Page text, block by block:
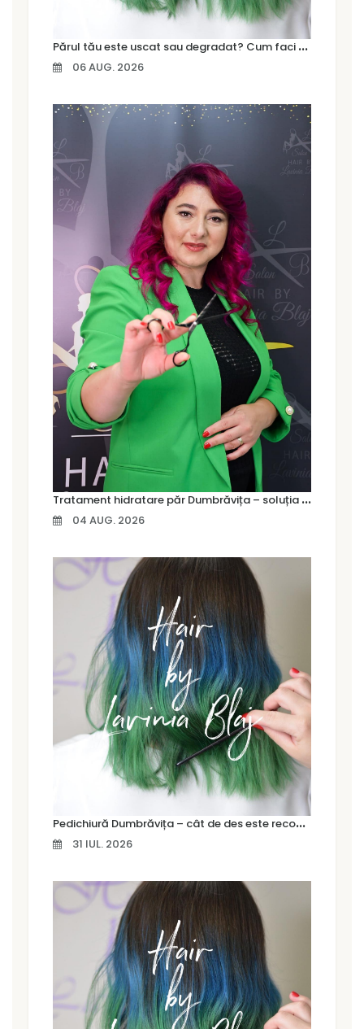
P
ărul tău este uscat sau degradat? Cum faci diferența și ce tratament are nevoie
06 AUG. 2026
T
ratament hidratare păr Dumbrăvița – soluția pentru un păr moale, strălucitor și sănătos
04 AUG. 2026
P
edichiură Dumbrăvița – cât de des este recomandat să îți faci o pedichiură profesională
31 IUL. 2026